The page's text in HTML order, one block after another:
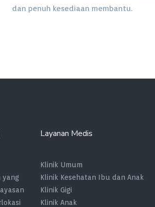
dan penuh kesediaan membantu.
yang
Layanan Medis
Klinik Umum
Klinik Kesehatan Ibu dan Anak
Klinik Gigi
Klinik Anak